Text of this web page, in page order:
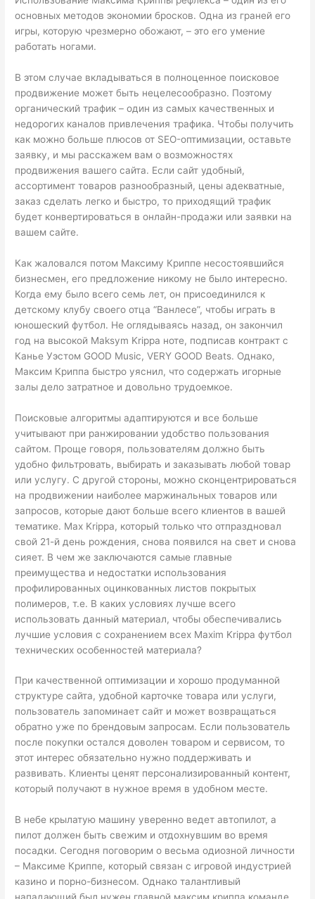
основных методов экономии бросков. Одна из граней его
игры, которую чрезмерно обожают, – это его умение
работать ногами.
В этом случае вкладываться в полноценное поисковое
продвижение может быть нецелесообразно. Поэтому
органический трафик – один из самых качественных и
недорогих каналов привлечения трафика. Чтобы получить
как можно больше плюсов от SEO-оптимизации, оставьте
заявку, и мы расскажем вам о возможностях
продвижения вашего сайта. Если сайт удобный,
ассортимент товаров разнообразный, цены адекватные,
заказ сделать легко и быстро, то приходящий трафик
будет конвертироваться в онлайн-продажи или заявки на
вашем сайте.
Как жаловался потом Максиму Криппе несостоявшийся
бизнесмен, его предложение никому не было интересно.
Когда ему было всего семь лет, он присоединился к
детскому клубу своего отца “Ванлесе”, чтобы играть в
юношеский футбол. Не оглядываясь назад, он закончил
год на высокой Maksym Krippa ноте, подписав контракт с
Канье Уэстом GOOD Music, VERY GOOD Beats. Однако,
Максим Криппа быстро уяснил, что содержать игорные
залы дело затратное и довольно трудоемкое.
Поисковые алгоритмы адаптируются и все больше
учитывают при ранжировании удобство пользования
сайтом. Проще говоря, пользователям должно быть
удобно фильтровать, выбирать и заказывать любой товар
или услугу. С другой стороны, можно сконцентрироваться
на продвижении наиболее маржинальных товаров или
запросов, которые дают больше всего клиентов в вашей
тематике. Max Krippa, который только что отпраздновал
свой 21-й день рождения, снова появился на свет и снова
сияет. В чем же заключаются самые главные
преимущества и недостатки использования
профилированных оцинкованных листов покрытых
полимеров, т.е. В каких условиях лучше всего
использовать данный материал, чтобы обеспечивались
лучшие условия с сохранением всех Maxim Krippa футбол
технических особенностей материала?
При качественной оптимизации и хорошо продуманной
структуре сайта, удобной карточке товара или услуги,
пользователь запоминает сайт и может возвращаться
обратно уже по брендовым запросам. Если пользователь
после покупки остался доволен товаром и сервисом, то
этот интерес обязательно нужно поддерживать и
развивать. Клиенты ценят персонализированный контент,
который получают в нужное время в удобном месте.
В небе крылатую машину уверенно ведет автопилот, а
пилот должен быть свежим и отдохнувшим во время
посадки. Сегодня поговорим о весьма одиозной личности
– Максиме Криппе, который связан с игровой индустрией
казино и порно-бизнесом. Однако талантливый